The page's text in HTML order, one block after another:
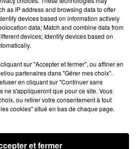
un grave dans un
en direction d'Orléans.
Voir plus
as IP address and browsing data to offer
devices based on information actively
data; Match and combine data from
devices; Identify devices based on
sur "Accepter et fermer", ou affiner en
ou partenaires dans "Gérer mes choix".
en cliquant sur "Continuer sans
ne s'appliqueront que pour ce site. Vous
ou retirer votre consentement à tout
cookies" situé en bas de chaque page.
et fermer